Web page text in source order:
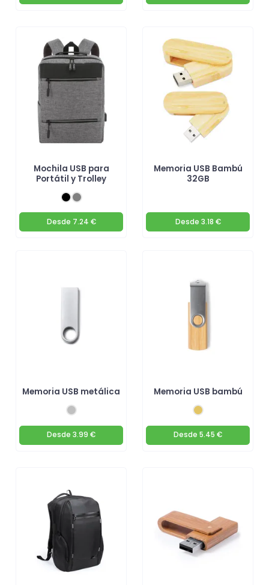
Mochila USB para
Portátil y Trolley
Desde 7.24 €
Memoria USB Bambú
32GB
Desde 3.18 €
Memoria USB metálica
Desde 3.99 €
Memoria USB bambú
Desde 5.45 €